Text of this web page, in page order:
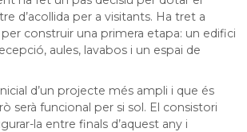
d’acollida per a visitants. Ha tret a
construir una primera etapa: un edifici
aules, lavabos i un espai de
d’un projecte més ampli i que és
serà funcional per si sol. El consistori
la entre finals d’aquest any i